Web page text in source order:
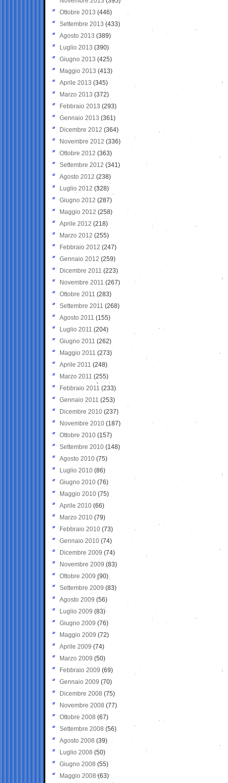
Ottobre 2013 (446)
Settembre 2013 (433)
Agosto 2013 (389)
Luglio 2013 (390)
Giugno 2013 (425)
Maggio 2013 (413)
Aprile 2013 (345)
Marzo 2013 (372)
Febbraio 2013 (293)
Gennaio 2013 (361)
Dicembre 2012 (364)
Novembre 2012 (336)
Ottobre 2012 (363)
Settembre 2012 (341)
Agosto 2012 (238)
Luglio 2012 (328)
Giugno 2012 (287)
Maggio 2012 (258)
Aprile 2012 (218)
Marzo 2012 (255)
Febbraio 2012 (247)
Gennaio 2012 (259)
Dicembre 2011 (223)
Novembre 2011 (267)
Ottobre 2011 (283)
Settembre 2011 (268)
Agosto 2011 (155)
Luglio 2011 (204)
Giugno 2011 (262)
Maggio 2011 (273)
Aprile 2011 (248)
Marzo 2011 (255)
Febbraio 2011 (233)
Gennaio 2011 (253)
Dicembre 2010 (237)
Novembre 2010 (187)
Ottobre 2010 (157)
Settembre 2010 (148)
Agosto 2010 (75)
Luglio 2010 (86)
Giugno 2010 (76)
Maggio 2010 (75)
Aprile 2010 (66)
Marzo 2010 (79)
Febbraio 2010 (73)
Gennaio 2010 (74)
Dicembre 2009 (74)
Novembre 2009 (83)
Ottobre 2009 (90)
Settembre 2009 (83)
Agosto 2009 (56)
Luglio 2009 (83)
Giugno 2009 (76)
Maggio 2009 (72)
Aprile 2009 (74)
Marzo 2009 (50)
Febbraio 2009 (69)
Gennaio 2009 (70)
Dicembre 2008 (75)
Novembre 2008 (77)
Ottobre 2008 (67)
Settembre 2008 (56)
Agosto 2008 (39)
Luglio 2008 (50)
Giugno 2008 (55)
Maggio 2008(63)